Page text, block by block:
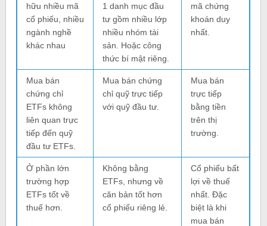
hữu nhiều mã
cổ phiếu, nhiều
ngành nghề
khác nhau
1 danh mục đầu
tư gồm nhiều lớp
nhiều nhóm tài
sản. Hoặc công
thức bí mật riêng.
mã chứng
khoán duy
nhất.
Mua bán
chứng chỉ
ETFs không
liên quan trực
tiếp đến quỹ
đầu tư ETFs.
Mua bán chứng
chỉ quỹ trực tiếp
với quỹ đầu tư.
Mua bán
trực tiếp
bằng tiền
trên thị
trường.
Ở phần lớn
trường hợp
ETFs tốt về
thuế hơn.
Không bằng
ETFs, nhưng về
căn bản tốt hơn
cổ phiếu riêng lẻ.
Cổ phiếu bất
lợi về thuế
nhất. Đặc
biệt là khi
mua bán